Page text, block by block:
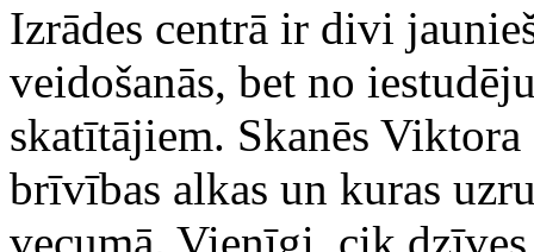
Izrādes centrā ir divi
veidošanās, bet no
skatītājiem. Skanēs
brīvības alkas un kuras
vecumā. Vienīgi, cik